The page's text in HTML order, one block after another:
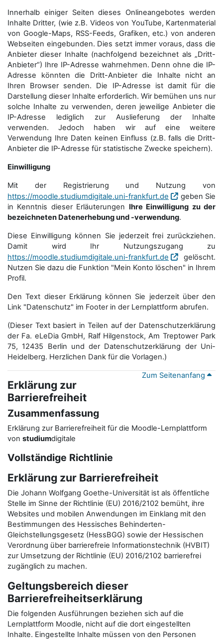
Innerhalb einiger Seiten dieses Onlineangebotes werden
Inhalte Dritter, (wie z.B. Videos von YouTube, Kartenmaterial
von Google-Maps, RSS-Feeds, Grafiken, etc.) von anderen
Webseiten eingebunden. Dies setzt immer voraus, dass die
Anbieter dieser Inhalte (nachfolgend bezeichnet als „Dritt-
Anbieter“) Ihre IP-Adresse wahrnehmen. Denn ohne die IP-
Adresse könnten die Dritt-Anbieter die Inhalte nicht an
Ihren Browser senden. Die IP-Adresse ist damit für die
Darstellung dieser Inhalte erforderlich. Wir bemühen uns nur
solche Inhalte zu verwenden, deren jeweilige Anbieter die
IP-Adresse lediglich zur Auslieferung der Inhalte
verwenden. Jedoch haben wir auf eine weitere
Verwendung Ihre Daten keinen Einfluss (z.B. falls die Dritt-
Anbieter die IP-Adresse für statistische Zwecke speichern).
Einwilligung
Mit der Registrierung und Nutzung von
https://moodle.studiumdigitale.uni-frankfurt.de
geben Sie
in Kenntnis dieser Erläuterungen Ihre Einwilligung zu der
bezeichneten Datenerhebung und -verwendung.
Diese Einwilligung können Sie jederzeit frei zurückziehen.
Damit wird Ihr Nutzungszugang zu
https://moodle.studiumdigitale.uni-frankfurt.de
gelöscht.
Nutzen Sie dazu die Funktion "Mein Konto löschen" in Ihrem
Profil.
Den Text dieser Erklärung können Sie jederzeit über den
Link "Datenschutz" im Footer in der Lernplattform abrufen.
(Dieser Text basiert in Teilen auf der Datenschutzerklärung
der Fa. eLeDia GmbH, Ralf Hilgenstock, Am Treptower Park
75, 12435 Berlin und der Datenschutzerklärung der Uni-
Heidelberg. Herzlichen Dank für die Vorlagen.)
Zum Seitenanfang
Erklärung zur
Barrierefreiheit
Zusammenfassung
Erklärung zur Barrierefreiheit für die Moodle-Lernplattform
von studiumdigitale
Vollständige Richtlinie
Erklärung zur Barrierefreiheit
Die Johann Wolfgang Goethe-Universität ist als öffentliche
Stelle im Sinne der Richtlinie (EU) 2016/2102 bemüht, ihre
Websites und mobilen Anwendungen im Einklang mit den
Bestimmungen des Hessisches Behinderten-
Gleichstellungsgesetz (HessBGG) sowie der Hessischen
Verordnung über barrierefreie Informationstechnik (HVBIT)
zur Umsetzung der Richtlinie (EU) 2016/2102 barrierefrei
zugänglich zu machen.
Geltungsbereich dieser
Barrierefreiheitserklärung
Die folgenden Ausführungen beziehen sich auf die
Lernplattform Moodle, nicht auf die dort eingestellten
Inhalte. Eingestellte Inhalte müssen von den Personen